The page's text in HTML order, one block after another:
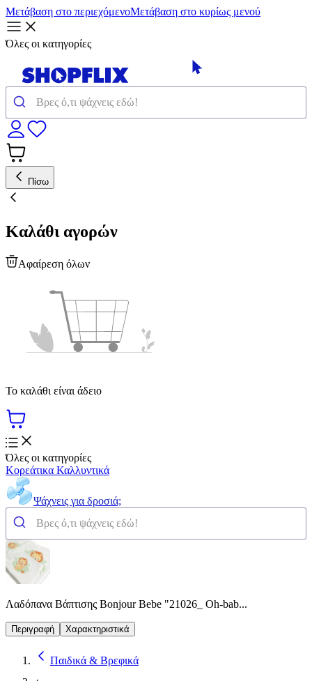
Μετάβαση στο περιεχόμενοΜετάβαση στο κυρίως μενού
Όλες οι κατηγορίες
Πίσω
Καλάθι αγορών
Αφαίρεση όλων
Το καλάθι είναι άδειο
Όλες οι κατηγορίες
Κορεάτικα Καλλυντικά
Ψάχνεις για δροσιά;
Λαδόπανα Βάπτισης Bonjour Bebe "21026_ Oh-bab...
Περιγραφή Χαρακτηριστικά
Παιδικά & Βρεφικά